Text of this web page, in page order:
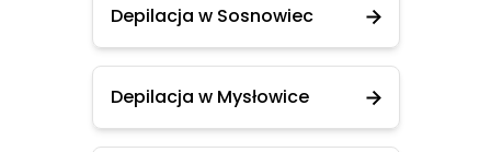
Depilacja w Sosnowiec
Depilacja w Mysłowice